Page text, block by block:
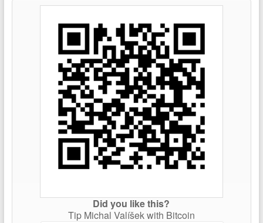
Did you like this?
Tip Michal Valíšek with Bitcoin